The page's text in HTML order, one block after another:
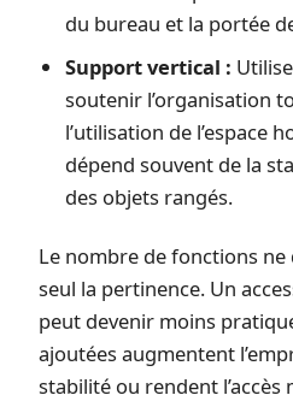
du bureau et la portée
Support vertical :
soutenir l’organisation
l’utilisation de l’espace
dépend souvent de la
des objets rangés.
Le nombre de fonctions ne
seul la pertinence. Un
peut devenir moins
ajoutées augmentent
stabilité ou rendent l’accès